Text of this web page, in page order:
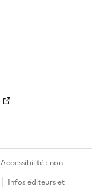
Accessibilité : non
Infos éditeurs et